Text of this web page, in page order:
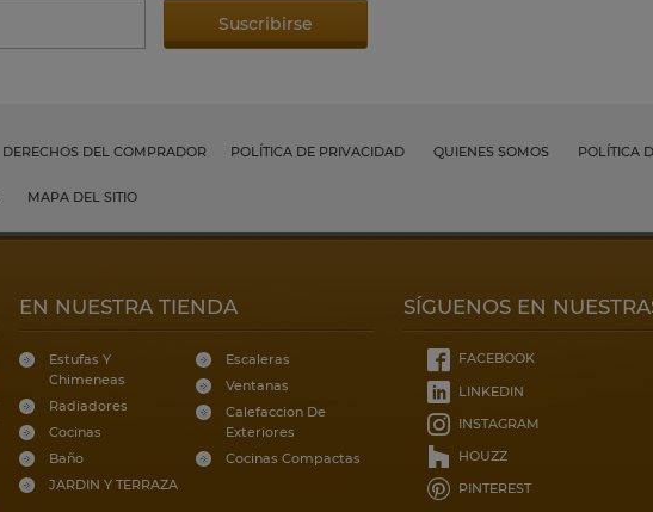
DERECHOS DEL COMPRADOR POLÍTICA DE PRIVACIDAD QUIENES SOMOS POLÍTICA
MAPA DEL SITIO
EN NUESTRA TIENDA
Estufas Y
Chimeneas
Radiadores
Cocinas
Baño
JARDIN Y TERRAZA
Escaleras
Ventanas
Calefaccion De
Exteriores
Cocinas Compactas
SÍGUENOS EN
FACEBOOK
LINKEDIN
INSTAGRAM
HOUZZ
PINTEREST